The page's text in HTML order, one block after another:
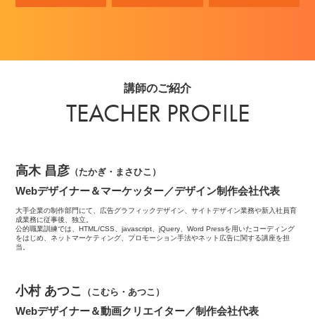
講師のご紹介
TEACHER PROFILE
高木 昌彦 （たかぎ・まさひこ）
Webデザイナー＆マーケッター／デザイン制作会社代表
大手企業の制作部門にて、広告グラフィックデザイン、サイトデザイン業務や新入社員育
成業務に従事後、独立。
公的職業訓練では、HTML/CSS、javascript、jQuery、Word Pressを用いたコーディング
をはじめ、ネットマーケティング、プロモーション手法やネット広告に関する講座を担
当。
小村 あつこ （こむら・あつこ）
Webデザイナー＆動画クリエイター／制作会社代表